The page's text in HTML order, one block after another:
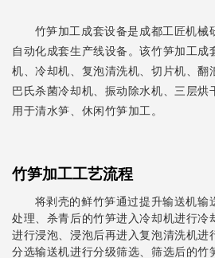
竹笋加工成套设备是成都工匠机械
自动化成套生产线设备。该竹笋加工成
机、冷却机、复泡清洗机、切片机、翻
巴氏杀菌冷却机、振动除水机、三层烘
用于清水笋、休闲竹笋加工。
竹笋加工工艺流程
将剥壳的鲜竹笋通过提升输送机输
处理、杀青后的竹笋进入冷却机进行冷
进行浸泡、浸泡后再进入复泡清洗机进
分选输送机进行分级筛选、筛选后的竹